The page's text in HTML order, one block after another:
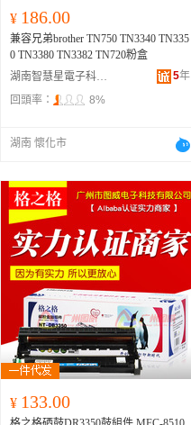
¥ 186.00
兼容兄弟brother TN750 TN3340 TN335
0 TN3380 TN3382 TN720粉盒
湖南智慧星電子科技有限公司
5年
回頭率：
8%
湖南 懷化市
¥ 133.00